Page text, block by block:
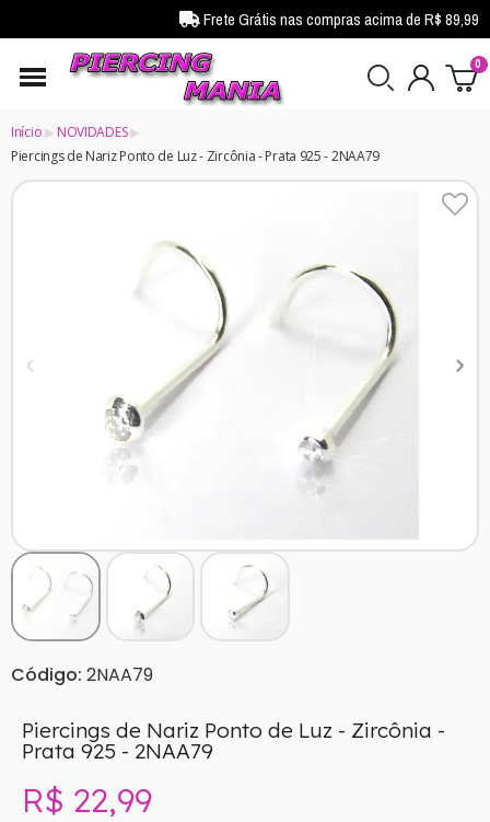
Frete Grátis nas compras acima de R$ 89,99
Início
NOVIDADES
Piercings de Nariz Ponto de Luz - Zircônia - Prata 925 - 2NAA79
Código: 2NAA79
Piercings de Nariz Ponto de Luz - Zircônia -
Prata 925 - 2NAA79
R$ 22,99